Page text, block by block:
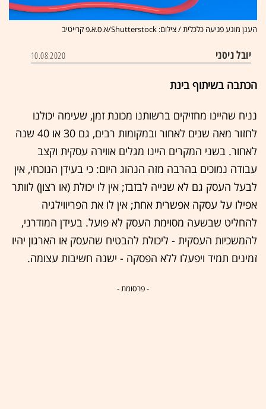
הענן מונע פגיעה כלכלית / צילום: Shutterstock/א.ס.א.פ קרייטיב
יובל ניסני 10.08.2020
הכתבה בשיתוף בינת
נניח שהיינו מחזיקים ברשותנו מכונת זמן, שעימה יכולנו
לחזור מאה שנים לאחור ובמקומות רבים, גם 30 או 40 שנה
לאחור. בשני המקרים היינו מגלים אווירה עסקית וקצב
עבודה נמוכים בהרבה מזה הנהוג היום: כי בעידן הנוכחי, אין
לבעל העסק גם לא שנייה לבזבז; אין לו יכולת (או רצון) לוותר
אפילו על עסקה אפשרית אחת; אין לו את הפריווילגיה
להחליט שבשעה מסוימת העסק לא פועל. בעידן המודרני,
להמשכיות העסקית - ליכולת להבטיח שהעסק או הארגון יהיו
זמינים תמיד ויפעלו ללא הפסקה - ישנה חשיבות עצומה.
- פרסומת -